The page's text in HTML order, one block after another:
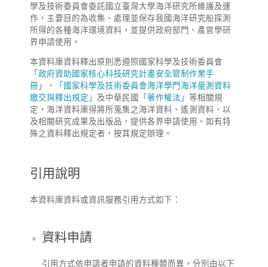
學及技術委員會委託國立臺灣大學海洋研究所維護及運
作，主要目的為收集、處理並保存我國海洋研究船探測
所得的各種海洋環境資料，並提供政府部門、產官學研
界申請使用。
本資料庫資料釋出原則悉遵照國家科學及技術委員會
「政府資助國家核心科技研究計畫安全管制作業手
冊」
、
「國家科學及技術委員會海洋學門海洋量測資料
繳交與釋出規定」 及中華民國 「著作權法」 等相關規
定，海洋資料庫得將所蒐集之海洋資料、遙測資料、以
及相關研究成果及出版品，提供各界申請使用。如有特
殊之資料釋出規定者，按其規定辦理。
引用說明
本資料庫資料或資訊服務引用方式如下：
資料申請
引用方式依申請者申請的資料種類而異，分別由以下